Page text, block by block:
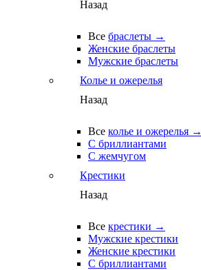
Назад
Все браслеты →
Женские браслеты
Мужские браслеты
Колье и ожерелья
Назад
Все колье и ожерелья →
С бриллиантами
С жемчугом
Крестики
Назад
Все крестики →
Мужские крестики
Женские крестики
С бриллиантами